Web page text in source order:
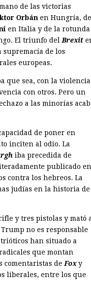
de las victorias
Orbán en Hungría,
en Italia y de la rotunda
El triunfo del Brexit
supremacía de los
europeas.
que sea, con la violencia
con otros. Pero un
a las minorías
de poner en
inciten al odio. La
iba precedida de
publicado en
contra los hebreos. La
judías en la historia de
y tres pistolas y mató
no es responsable
han situado a
que montan
comentaristas de Foxy
liberales, entre los que